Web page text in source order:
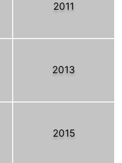
2011
2013
2015